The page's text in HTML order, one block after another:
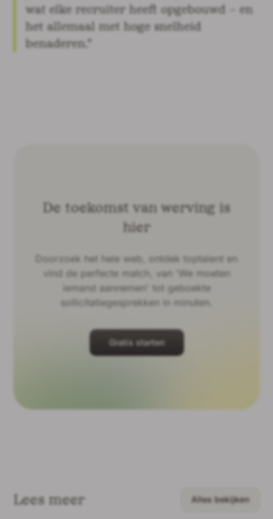
wat elke recruiter heeft opgebouwd – en
het allemaal met hoge snelheid
benaderen."
De toekomst van werving is
hier
Doorzoek het hele web, ontdek toptalent en
vind de perfecte match, van 'We moeten
iemand aannemen' tot geboekte
sollicitatiegesprekken in minuten.
Gratis starten
Lees meer Alles bekijken